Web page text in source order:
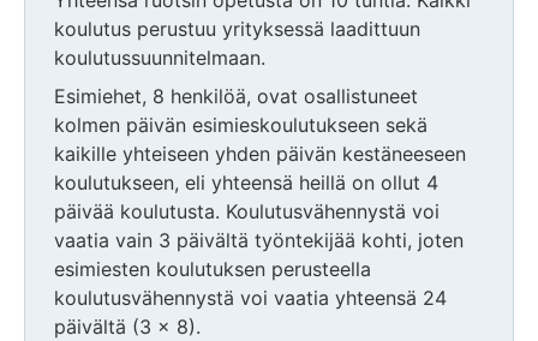
koulutus perustuu yrityksessä laadittuun
koulutussuunnitelmaan.
Esimiehet, 8 henkilöä, ovat osallistuneet
kolmen päivän esimieskoulutukseen sekä
kaikille yhteiseen yhden päivän kestäneeseen
koulutukseen, eli yhteensä heillä on ollut 4
päivää koulutusta. Koulutusvähennystä voi
vaatia vain 3 päivältä työntekijää kohti, joten
esimiesten koulutuksen perusteella
koulutusvähennystä voi vaatia yhteensä 24
päivältä (3 x 8).